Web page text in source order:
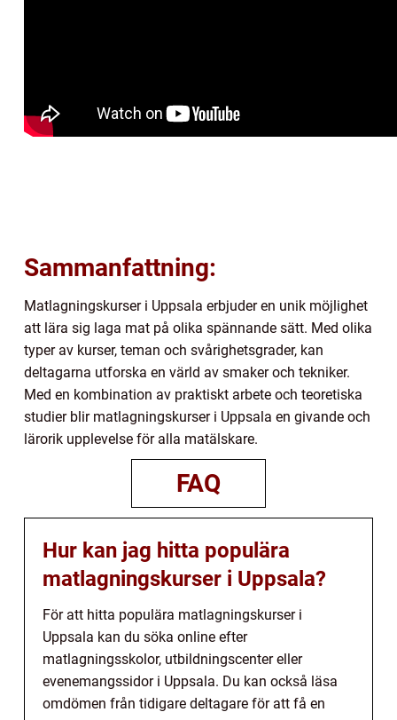
Sammanfattning:
Matlagningskurser i Uppsala erbjuder en unik möjlighet
att lära sig laga mat på olika spännande sätt. Med olika
typer av kurser, teman och svårighetsgrader, kan
deltagarna utforska en värld av smaker och tekniker.
Med en kombination av praktiskt arbete och teoretiska
studier blir matlagningskurser i Uppsala en givande och
lärorik upplevelse för alla matälskare.
FAQ
Hur kan jag hitta populära
matlagningskurser i Uppsala?
För att hitta populära matlagningskurser i
Uppsala kan du söka online efter
matlagningsskolor, utbildningscenter eller
evenemangssidor i Uppsala. Du kan också läsa
omdömen från tidigare deltagare för att få en